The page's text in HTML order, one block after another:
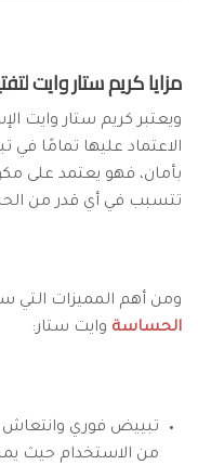
مزايا كريم ستار وايت
ويعتبر كريم ستار وايت
الاعتماد عليها تمامًا
بأمان، فهو يعتمد على
تتسبب في أي قدر من
ومن أهم المميزات التي
الحساسة وايت ستار:
تبييض فوري وانتعاش
من الاستخدام حيث